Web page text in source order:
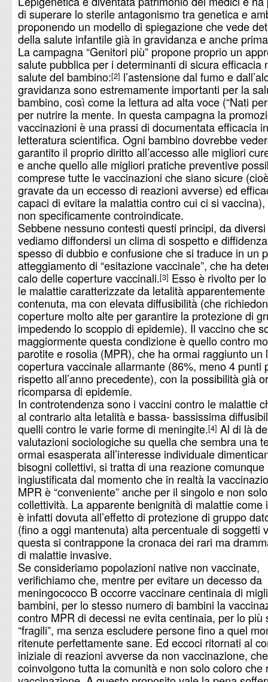
di superare lo sterile antagonismo tra genetica e
proponendo un modello di spiegazione che vede
della salute infantile già in gravidanza e anche
La campagna “Genitori più” propone proprio un
salute pubblica per i determinanti di sicura efficacia
salute del bambino: 2 l’astensione dal fumo e
gravidanza sono estremamente importanti per la
bambino, così come la lettura ad alta voce (“Nati
per nutrire la mente. In questa campagna la
vaccinazioni è una prassi di documentata efficacia
letteratura scientifica. Ogni bambino dovrebbe
garantito il proprio diritto all’accesso alle migliori
e anche quello alle migliori pratiche preventive
comprese tutte le vaccinazioni che siano sicure
gravate da un eccesso di reazioni avverse) ed
capaci di evitare la malattia contro cui ci si
non specificamente controindicate.
Sebbene nessuno contesti questi principi, da
vediamo diffondersi un clima di sospetto e
spesso di dubbio e confusione che si traduce in un
atteggiamento di “esitazione vaccinale”, che ha
calo delle coperture vaccinali. 3 Esso è rivolto per
le malattie caratterizzate da letalità apparentemente
contenuta, ma con elevata diffusibilità (che
coperture molto alte per garantire la protezione di
impedendo lo scoppio di epidemie). Il vaccino che
maggiormente questa condizione è quello contro
parotite e rosolia (MPR), che ha ormai raggiunto un
copertura vaccinale allarmante (86%, meno 4 punti
rispetto all’anno precedente), con la possibilità già
ricomparsa di epidemie.
In controtendenza sono i vaccini contro le malattie
al contrario alta letalità e bassa- bassissima
quelli contro le varie forme di meningite. 4 Al di là
valutazioni sociologiche su quella che sembra una
ormai esasperata all’interesse individuale
bisogni collettivi, si tratta di una reazione comunque
ingiustificata dal momento che in realtà la
MPR è “conveniente” anche per il singolo e non
collettività. La apparente benignità di malattie come
è infatti dovuta all’effetto di protezione di gruppo
(fino a oggi mantenuta) alta percentuale di soggetti
questa si contrappone la cronaca dei rari ma
di malattie invasive.
Se consideriamo popolazioni native non vaccinate,
verifichiamo che, mentre per evitare un decesso da
meningococco B occorre vaccinare centinaia di
bambini, per lo stesso numero di bambini la
contro MPR di decessi ne evita centinaia, per lo più
“fragili”, ma senza escludere persone fino a quel
ritenute perfettamente sane. Ed eccoci ritornati al
iniziale di reazioni avverse da non vaccinazione, che
coinvolgono tutta la comunità e non solo coloro che